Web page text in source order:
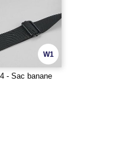
W1
- Sac banane